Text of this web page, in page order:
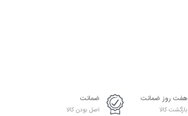
هفت روز ضمانت
بازگشت کالا
ضمانت
اصل بودن کالا